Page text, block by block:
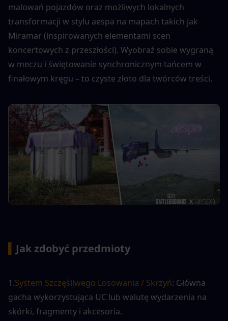
malowań pojazdów oraz możliwych lokalnych
transformacji w stylu aespa na mapach takich jak
Miramar (inspirowanych elementami scen
koncertowych z przeszłości). Wyobraź sobie wygraną
w meczu i świętowanie synchronicznym tańcem w
finałowym kręgu – to czyste złoto dla twórców treści.
Jak zdobyć przedmioty
1.System Szczęśliwego Losowania / Skrzyń: Główna
gacha wykorzystująca UC lub walutę wydarzenia na
skórki, fragmenty i akcesoria.